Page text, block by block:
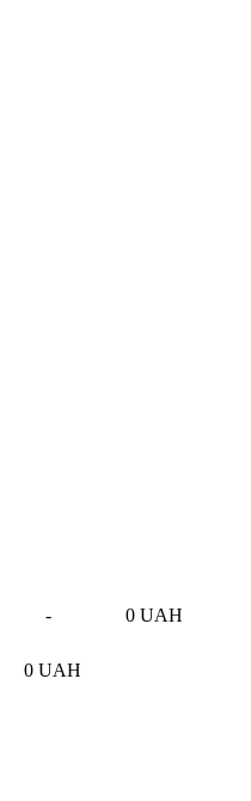
-
0 UAH
0 UAH